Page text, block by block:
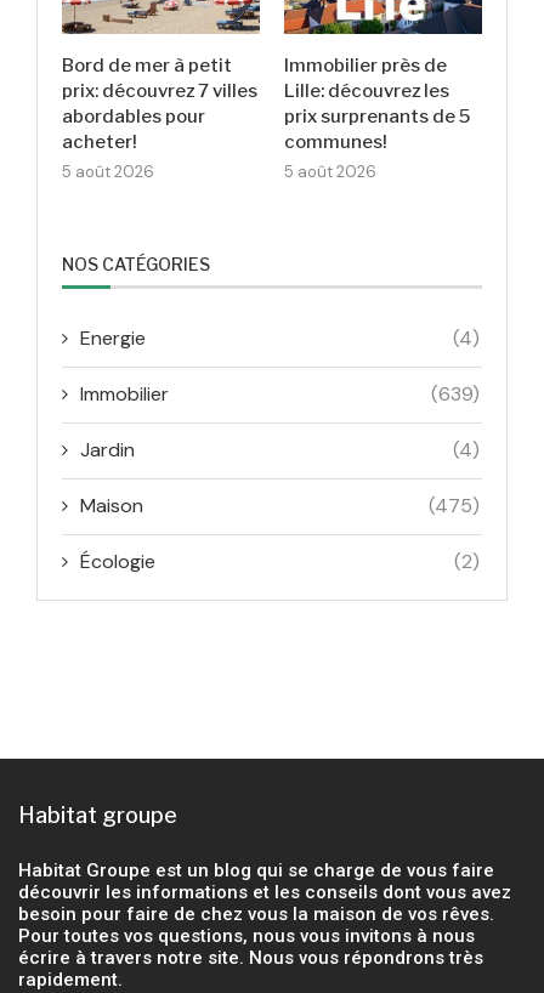
Bord de mer à petit
prix: découvrez 7 villes
abordables pour
acheter!
5 août 2026
Immobilier près de
Lille: découvrez les
prix surprenants de 5
communes!
5 août 2026
NOS CATÉGORIES
Energie (4)
Immobilier (639)
Jardin (4)
Maison (475)
Écologie (2)
Habitat groupe
Habitat Groupe est un blog qui se charge de vous faire
découvrir les informations et les conseils dont vous avez
besoin pour faire de chez vous la maison de vos rêves.
Pour toutes vos questions, nous vous invitons à nous
écrire à travers notre site. Nous vous répondrons très
rapidement.